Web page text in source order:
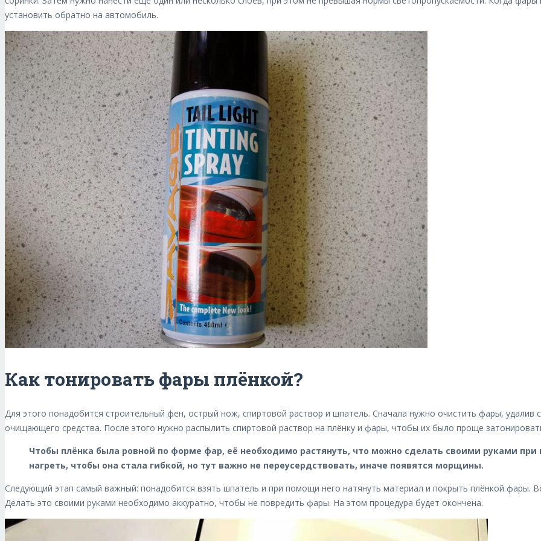
установить обратно на автомобиль.
Как тонировать фары плёнкой?
Для этого понадобится строительный фен, острый нож, спиртовой раствор и шпатель. Сначала нужно очистить фары, удалив
очищающего средства. После этого нужно распылить спиртовой раствор на плёнку и фары, чтобы их было проще
Чтобы плёнка была ровной по форме фар, её необходимо растянуть, что можно сделать своими руками
нагреть, чтобы она стала гибкой, но тут важно не переусердствовать, иначе появятся морщины.
Следующий этап самый важный: понадобится взять шпатель и при помощи него натянуть материал и покрыть плёнкой фары.
Делать это своими руками необходимо аккуратно, чтобы не повредить фары. На этом процедура будет окончена.